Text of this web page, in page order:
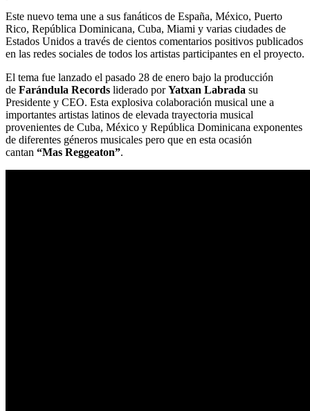
Este nuevo tema une a sus fanáticos de España, México, Puerto
Rico, República Dominicana, Cuba, Miami y varias ciudades de
Estados Unidos a través de cientos comentarios positivos publicados
en las redes sociales de todos los artistas participantes en el proyecto.
El tema fue lanzado el pasado 28 de enero bajo la producción
de Farándula Records liderado porYatxan Labrada su
Presidente y CEO. Esta explosiva colaboración musical une a
importantes artistas latinos de elevada trayectoria musical
provenientes de Cuba, México y República Dominicana exponentes
de diferentes géneros musicales pero que en esta ocasión
cantan “Mas Reggeaton”.